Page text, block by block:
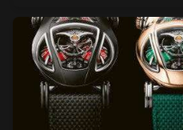
de la Batte.